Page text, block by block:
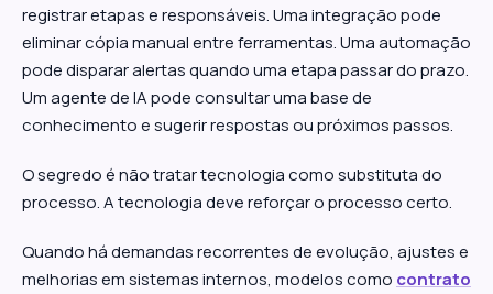
registrar etapas e responsáveis. Uma integração pode
eliminar cópia manual entre ferramentas. Uma automação
pode disparar alertas quando uma etapa passar do prazo.
Um agente de IA pode consultar uma base de
conhecimento e sugerir respostas ou próximos passos.
O segredo é não tratar tecnologia como substituta do
processo. A tecnologia deve reforçar o processo certo.
Quando há demandas recorrentes de evolução, ajustes e
melhorias em sistemas internos, modelos como contrato